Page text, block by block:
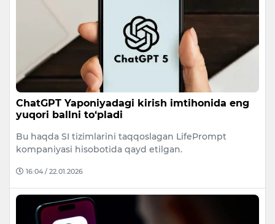
ChatGPT Yaponiyadagi kirish imtihonida eng
yuqori ballni to‘pladi
Bu haqda SI tizimlarini taqqoslagan LifePrompt
kompaniyasi hisobotida qayd etilgan.
16:04 / 22.01.2026